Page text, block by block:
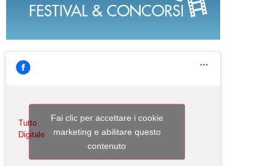
Tutto
Digitale
Fai clic per accettare i cookie
marketing e abilitare questo
contenuto